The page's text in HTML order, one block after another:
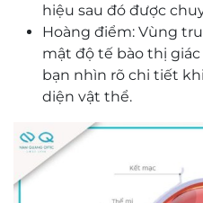
hiệu sau đó được
Hoàng điểm: Vùng
mật độ tế bào thị
bạn nhìn rõ chi tiết
diện vật thể.